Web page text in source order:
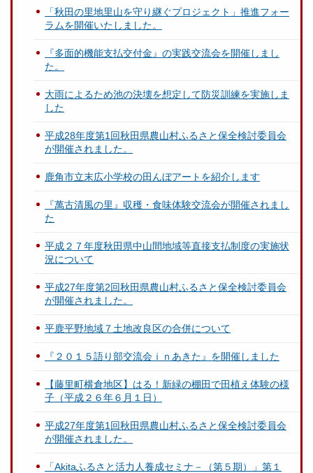
「秋田の里地里山を守り継ぐプロジェクト」推進フォー
ラムを開催いたしました。
『多面的機能支払交付金』の実践交流会を開催しまし
た。
大雨によるため池の決壊を想定して防災訓練を実施しま
した
平成28年度第1回秋田県農山村ふるさと保全検討委員会
が開催されました。
鹿角市立末広小学校の田んぼアートを紹介します
『萬古清風の里』収穫・食味体験交流会が開催されまし
た
平成２７年度秋田県中山間地域等直接支払制度の実施状
況について
平成27年度第2回秋田県農山村ふるさと保全検討委員会
が開催されました。
平鹿平野地域７土地改良区の合併について
『２０１５語り部交流会ｉｎあきた』を開催しました
【藤里町横倉地区】はる！新緑の棚田で田植え体験の様
子（平成２６年６月１日）
平成27年度第1回秋田県農山村ふるさと保全検討委員会
が開催されました。
「Akitaふるさと活力人養成セミナ－（第５期）」第１